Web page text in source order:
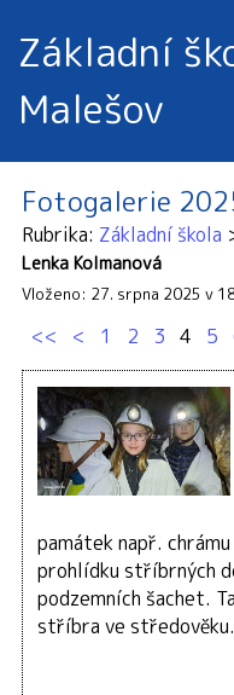
Základní
Malešov
Fotogalerie
Rubrika Základní škola
Lenka Kolmanová
Vloženo: 27. srpna 2025 v
<< < 1 2 3 4 5
památek např.
prohlídku stříbrných
podzemních šachet.
stříbra ve